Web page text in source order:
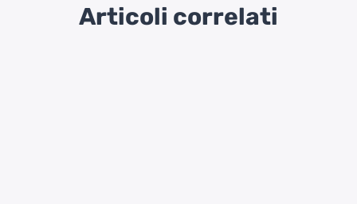
Articoli correlati